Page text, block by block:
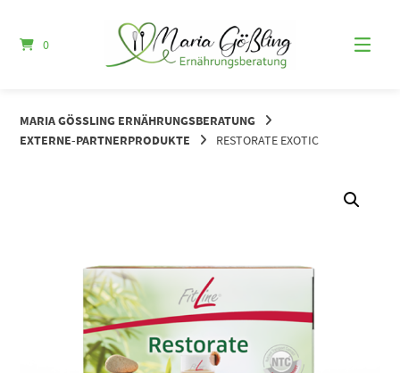
Inhalt
0
MARIA GÖSSLING ERNÄHRUNGSBERATUNG
EXTERNE-PARTNERPRODUKTE
RESTORATE EXOTIC